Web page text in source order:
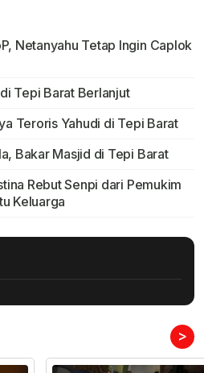
Netanyahu Tetap Ingin Caplok
Tepi Barat Berlanjut
Teroris Yahudi di Tepi Barat
Bakar Masjid di Tepi Barat
Rebut Senpi dari Pemukim
Keluarga
>